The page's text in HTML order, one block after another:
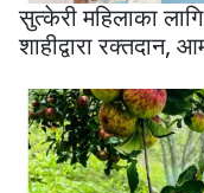
सुत्केरी महिलाका
शाहीद्वारा रक्तदान,